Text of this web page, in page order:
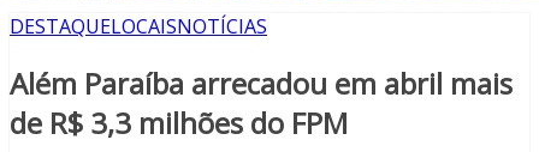
DESTAQUELOCAISNOTÍCIAS
Além Paraíba arrecadou em abril mais
de R$ 3,3 milhões do FPM